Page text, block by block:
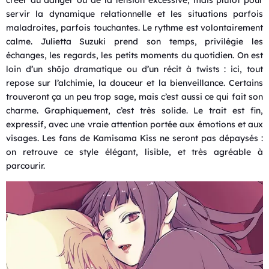
servir la dynamique relationnelle et les situations parfois
maladroites, parfois touchantes. Le rythme est volontairement
calme. Julietta Suzuki prend son temps, privilégie les
échanges, les regards, les petits moments du quotidien. On est
loin d’un shōjo dramatique ou d’un récit à twists : ici, tout
repose sur l’alchimie, la douceur et la bienveillance. Certains
trouveront ça un peu trop sage, mais c’est aussi ce qui fait son
charme. Graphiquement, c’est très solide. Le trait est fin,
expressif, avec une vraie attention portée aux émotions et aux
visages. Les fans de Kamisama Kiss ne seront pas dépaysés :
on retrouve ce style élégant, lisible, et très agréable à
parcourir.